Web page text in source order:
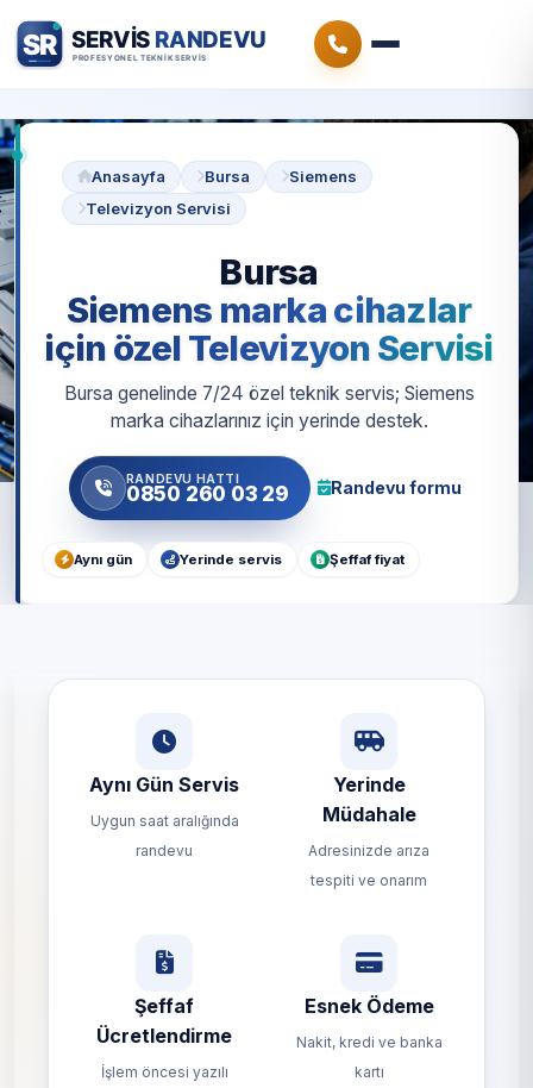
Anasayfa Bursa
Siemens
Televizyon Servisi
Bursa
Siemens marka cihazlar
için özel Televizyon Servisi
Bursa genelinde 7/24 özel teknik servis; Siemens
marka cihazlarınız için yerinde destek.
RANDEVU HATTI
0850 260 03 29 Randevu formu
Aynı gün Yerinde servis Şeffaf fiyat
Aynı Gün Servis
Uygun saat aralığında
randevu
Yerinde
Müdahale
Adresinizde arıza
tespiti ve onarım
Şeffaf
Ücretlendirme
İşlem öncesi yazılı
Esnek Ödeme
Nakit, kredi ve banka
kartı